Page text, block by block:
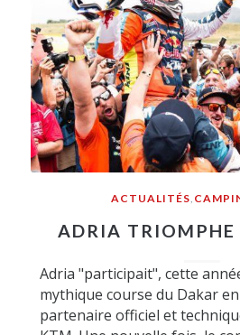
ACTUALITÉS,
ADRIA TRIOMPHE
Adria "participait", cette
mythique course du Dakar
partenaire officiel et